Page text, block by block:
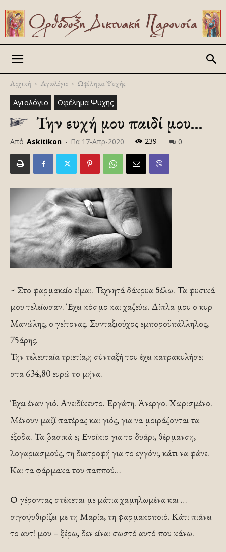
Αρχική Αγιολόγιο Ωφέλημα Ψυχής
Αγιολόγιο Ωφέλημα Ψυχής
Την ευχή μου παιδί μου…
Από Askitikon - Πα 17-Απρ-2020 239 0
~ Στο φαρμακείο είμαι. Τεχνητά δάκρυα θέλω. Τα φυσικά
μου τελείωσαν. Έχει κόσμο και χαζεύω. Δίπλα μου ο κυρ
Μανώλης, ο γείτονας. Συνταξιούχος εμποροϋπάλληλος,
75άρης.
Την τελευταία τριετία,η σύνταξή του έχει κατρακυλήσει
στα 634,80 ευρώ το μήνα.
Έχει έναν γιό. Ανειδίκευτο. Εργάτη. Άνεργο. Χωρισμένο.
Μένουν μαζί πατέρας και γιός, για να μοιράζονται τα
έξοδα. Τα βασικά ε; Ενοίκιο για το δυάρι, θέρμανση,
λογαριασμούς, τη διατροφή για το εγγόνι, κάτι να φάνε.
Και τα φάρμακα του παππού…
Ο γέροντας στέκεται με μάτια χαμηλωμένα και …
σιγοψυθιρίζει με τη Μαρία, τη φαρμακοποιό. Κάτι πιάνει
το αυτί μου – ξέρω, δεν είναι σωστό αυτό που κάνω.